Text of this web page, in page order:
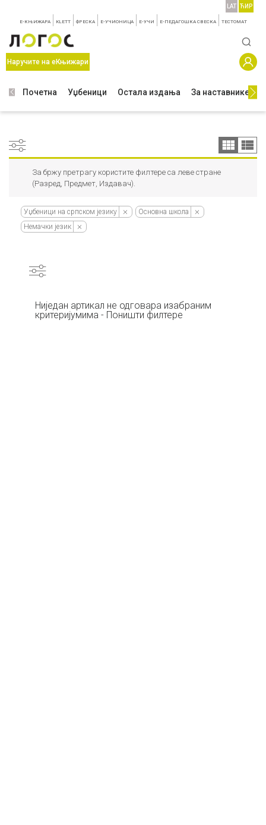
E-КЊИЖАРА KLETT ФРЕСКА E-УЧИОНИЦА E-УЧИ Е-ПЕДАГОШКА СВЕСКА TЕСТОМАТ
LAT ЋИР
Наручите на еКњижари
Почетна Уџбеници Остала издања За наставнике
За бржу претрагу користите филтере са леве стране
(Разред, Предмет, Издавач).
Уџбеници на српском језику
Основна школа
Немачки језик
Ниједан артикал не одговара изабраним
критеријумима - Поништи филтере